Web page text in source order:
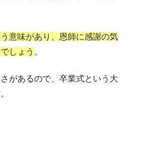
意味があり、恩師に感謝の気
しょう 。
があるので、卒業式という大